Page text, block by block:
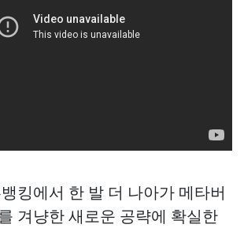
킹에서 한 발 더 나아가 메타버
겨냥한 새로운 공략에 확실한